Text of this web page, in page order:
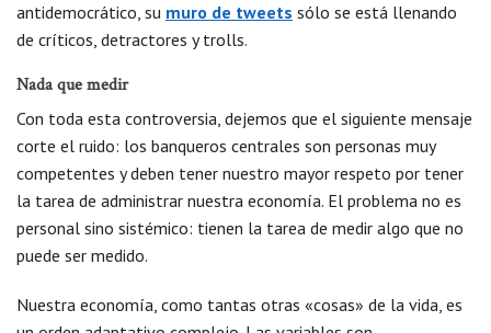
antidemocrático, su muro de tweets sólo se está llenando
de críticos, detractores y trolls.
Nada que medir
Con toda esta controversia, dejemos que el siguiente mensaje
corte el ruido: los banqueros centrales son personas muy
competentes y deben tener nuestro mayor respeto por tener
la tarea de administrar nuestra economía. El problema no es
personal sino sistémico: tienen la tarea de medir algo que no
puede ser medido.
Nuestra economía, como tantas otras «cosas» de la vida, es